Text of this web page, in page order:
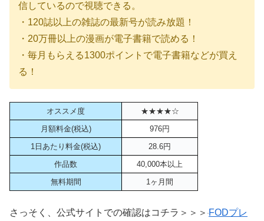
信しているので視聴できる。
・120誌以上の雑誌の最新号が読み放題！
・20万冊以上の漫画が電子書籍で読める！
・毎月もらえる1300ポイントで電子書籍などが買え
る！
オススメ度
★★★★☆
月額料金(税込)
976円
1日あたり料金(税込)
28.6円
作品数
40,000本以上
無料期間
1ヶ月間
さっそく、公式サイトでの確認はコチラ＞＞＞ FODプレ